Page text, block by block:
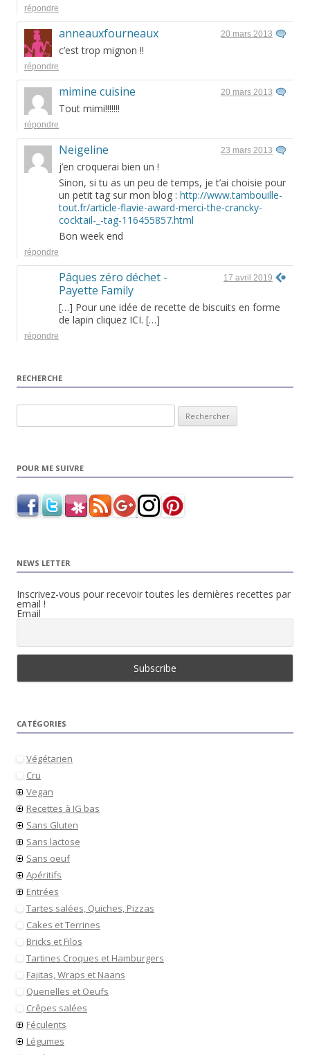
répondre
anneauxfourneaux 20 mars 2013
c’est trop mignon !!
répondre
mimine cuisine 20 mars 2013
Tout mimi!!!!!!!
répondre
Neigeline 23 mars 2013
j’en croquerai bien un !
Sinon, si tu as un peu de temps, je t’ai choisie pour
un petit tag sur mon blog : http://www.tambouille-
tout.fr/article-flavie-award-merci-the-crancky-
cocktail-_-tag-116455857.html
Bon week end
répondre
Pâques zéro déchet -
Payette Family
17 avril 2019
[…] Pour une idée de recette de biscuits en forme
de lapin cliquez ICI. […]
répondre
RECHERCHE
POUR ME SUIVRE
NEWS LETTER
Inscrivez-vous pour recevoir toutes les dernières recettes par
email !
Email
CATÉGORIES
Végétarien
Cru
Vegan
Recettes à IG bas
Sans Gluten
Sans lactose
Sans oeuf
Apéritifs
Entrées
Tartes salées, Quiches, Pizzas
Cakes et Terrines
Bricks et Filos
Tartines Croques et Hamburgers
Fajitas, Wraps et Naans
Quenelles et Oeufs
Crêpes salées
Féculents
Légumes